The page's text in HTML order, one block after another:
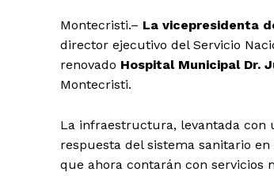
Montecristi.– La vicepresidenta
director ejecutivo del Servicio
renovado Hospital Municipal Dr.
Montecristi.
La infraestructura, levantada con
respuesta del sistema sanitario
que ahora contarán con servicios